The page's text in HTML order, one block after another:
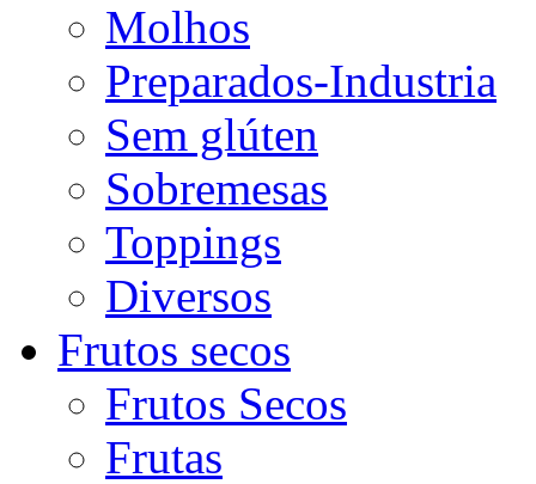
Molhos
Preparados-Industria
Sem glúten
Sobremesas
Toppings
Diversos
Frutos secos
Frutos Secos
Frutas